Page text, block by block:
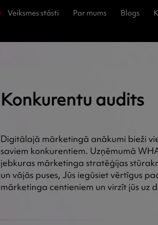
Veiksmes stāsti Par mums Blogs
Konkurentu audits
Digitālajā mārketingā anākumi bieži
saviem konkurentiem. Uzņēmumā
jebkuras mārketinga stratēģijas
un vājās puses, Jūs iegūsiet vērtīgus
mārketinga centieniem un virzīt jūs uz